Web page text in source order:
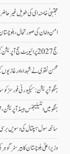
مجتبیٰ خامنہ ای کی طویل
امن وامان کی صورتحال،بلوچستان کے 4 بلدیاتی حلقوں میں آج ہونے والی
حج 2027 پرائیویٹ حج آپریشن کیلئے نیا ڈیجیٹل نظام نافذ کرنے کا فیصلہ
محسن نقوی نے شہداء اور
ہنگو آپریشن: سیکیورٹی فورسز کو سلام، فتنۃ الخوارج کے 7 دہشت
ہنگو میں انٹیلیجنس بیسڈ آپریشن، 7 دہشت گرد ہلاک، کیپٹن حمزہ اکرم شہید
سانحہ سول ہسپتال کی دسویں برسی: 8 اگست بلوچستان کی تاریخ کا سیاہ ترین دن ہے، وزیر اعلیٰ میر
وزیر اعلیٰ بلوچستان کا بیرسٹر